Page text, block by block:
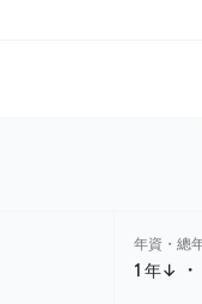
年資・總
1 年↓ ・